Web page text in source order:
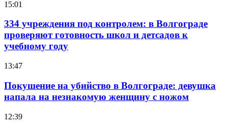
15:01
334 учреждения под контролем: в Волгограде
проверяют готовность школ и детсадов к
учебному году
13:47
Покушение на убийство в Волгограде: девушка
напала на незнакомую женщину с ножом
12:39